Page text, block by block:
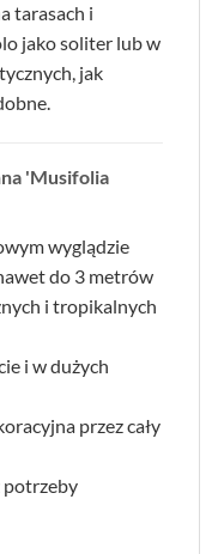
tarasach i
jako soliter lub w
jak
'Musifolia
wyglądzie
do 3 metrów
i tropikalnych
i w dużych
przez cały
potrzeby